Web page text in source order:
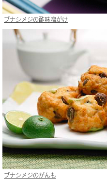
ブナシメジの酢味噌がけ
ブナシメジのがんも